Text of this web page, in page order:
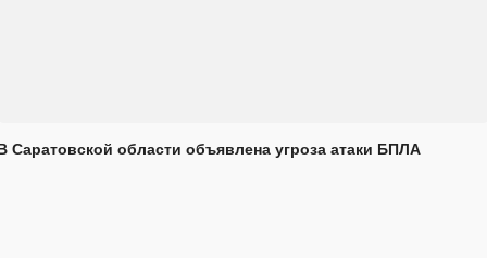
Саратовской области объявлена угроза атаки БПЛА